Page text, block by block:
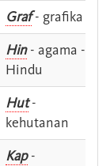
Graf- grafika
Hin- agama -
Hindu
Hut-
kehutanan
Kap-